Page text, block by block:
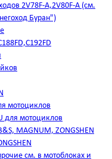
2V78F-A,2V80F-A (см.
Буран")
мотоциклов
для мотоциклов
MAGNUM, ZONGSHEN
см. в мотоблоках и